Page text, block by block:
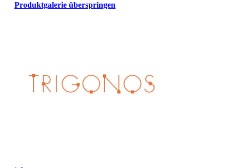
Produktgalerie überspringen